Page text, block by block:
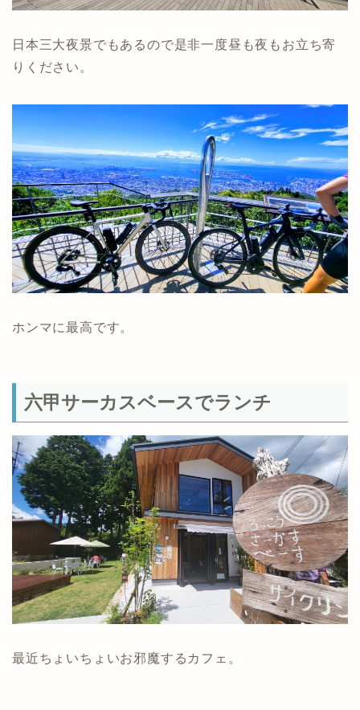
日本三大夜景でもあるので是非一度昼も夜もお立ち寄
りください。
ホンマに最高です。
六甲サーカスベースでランチ
最近ちょいちょいお邪魔するカフェ。